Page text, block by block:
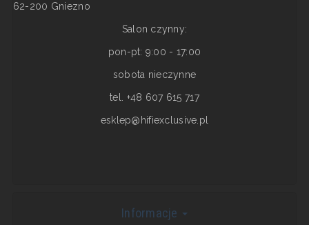
62-200 Gniezno
Salon czynny:
pon-pt: 9:00 - 17:00
sobota nieczynne
tel. +48 607 615 717
esklep@hifiexclusive.pl
Informacje